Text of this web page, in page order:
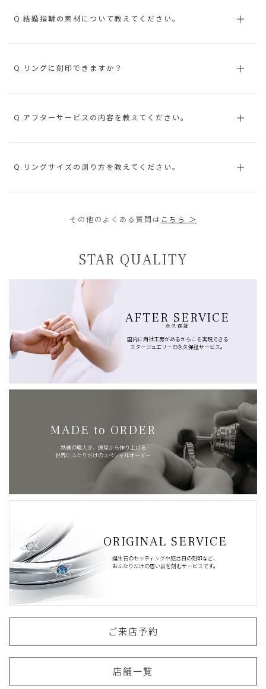
Q.結婚指輪の素材について教えてください。
Q.リングに刻印できますか？
Q.アフターサービスの内容を教えてください。
Q.リングサイズの測り方を教えてください。
その他のよくある質問は こちら ＞
STAR QUALITY
AFTER SERVICE
永久保証
国内に自社工房があるからこそ実現できる
スタージュエリーの永久保証サービス。
MADE to ORDER
熟練の職人が、原型から作り上げる
世界にふたりだけのスペシャルオーダー
ORIGINAL SERVICE
誕生石のセッティングや記念日の刻印など、
おふたりだけの思い出を刻むサービスです。
ご来店予約
店舗一覧